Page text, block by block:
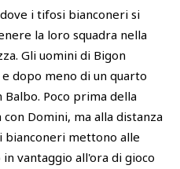
i tifosi bianconeri si
la loro squadra nella
Gli uomini di Bigon
dopo meno di un quarto
Poco prima della
Domini, ma alla distanza
bianconeri mettono alle
vantaggio all'ora di gioco